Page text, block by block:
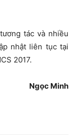
tác và nhiều
nhật liên tục tại
2017.
Ngọc Minh